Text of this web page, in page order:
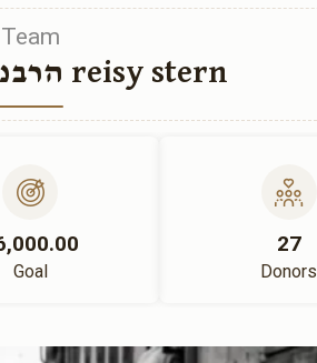
Team
הרבנית שטרן תחי reisy stern
Goal
27
Donors